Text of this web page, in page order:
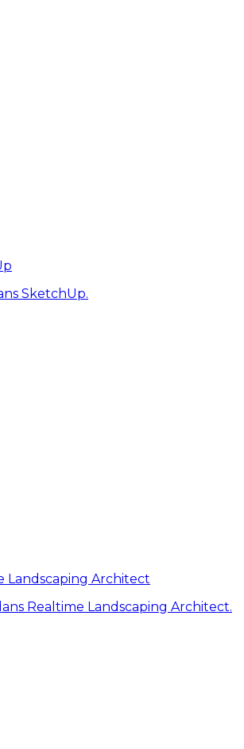
SketchUp.
Landscaping Architect
Realtime Landscaping Architect.